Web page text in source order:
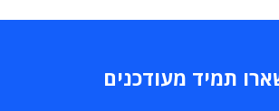
תמיד מעודכנים